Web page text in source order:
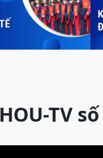
TV